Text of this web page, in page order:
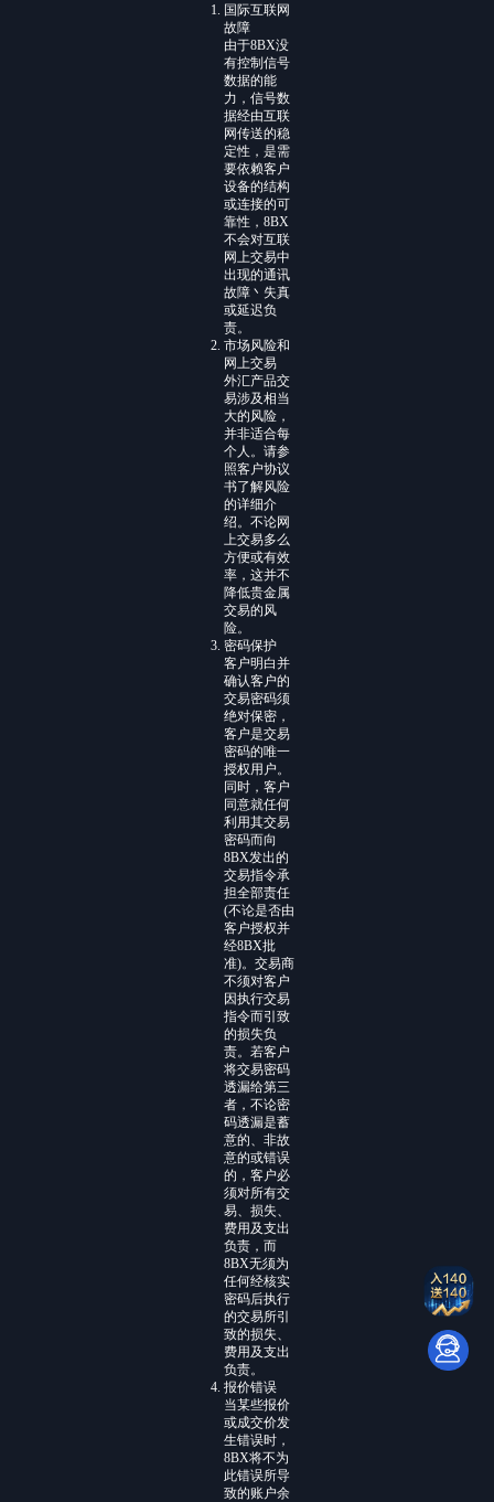
国际互联网
故障
由于8BX没
有控制信号
数据的能
力，信号数
据经由互联
网传送的稳
定性，是需
要依赖客户
设备的结构
或连接的可
靠性，8BX
不会对互联
网上交易中
出现的通讯
故障丶失真
或延迟负
责。
市场风险和
网上交易
外汇产品交
易涉及相当
大的风险，
并非适合每
个人。请参
照客户协议
书了解风险
的详细介
绍。不论网
上交易多么
方便或有效
率，这并不
降低贵金属
交易的风
险。
密码保护
客户明白并
确认客户的
交易密码须
绝对保密，
客户是交易
密码的唯一
授权用户。
同时，客户
同意就任何
利用其交易
密码而向
8BX发出的
交易指令承
担全部责任
(不论是否由
客户授权并
经8BX批
准)。交易商
不须对客户
因执行交易
指令而引致
的损失负
责。若客户
将交易密码
透漏给第三
者，不论密
码透漏是蓄
意的、非故
意的或错误
的，客户必
须对所有交
易、损失、
费用及支出
负责，而
8BX无须为
任何经核实
密码后执行
的交易所引
致的损失、
费用及支出
负责。
报价错误
当某些报价
或成交价发
生错误时，
8BX将不为
此错误所导
致的账户余